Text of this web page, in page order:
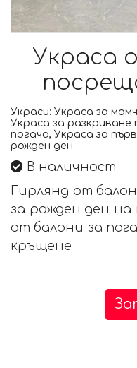
Украса
Украси: Украса за
Украса за разкриване
погача, Украса за
рожден ден.
В наличност
Гирлянд от
за рожден ден
от балони за
кръщене